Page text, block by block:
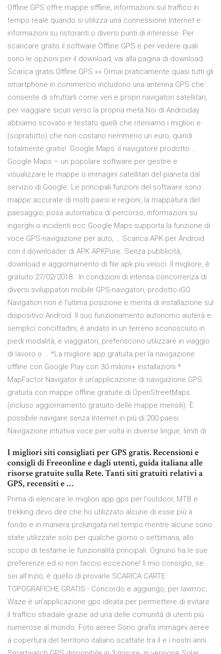
Offline GPS offre mappe offline, informazioni sul traffico in
tempo reale quando si utilizza una connessione Internet e
informazioni su ristoranti o diversi punti di interesse. Per
scaricare gratis il software Offline GPS e per vedere quali
sono le opzioni per il download, vai alla pagina di download:
Scarica gratis Offline GPS »» Ormai praticamente quasi tutti gli
smartphone in commercio includono una antenna GPS che
consente di sfruttarli come veri e propri navigatori satellitari,
per viaggiare sicuri verso la propria meta.Noi di Androiday
abbiamo scovato e testato quelli che riteniamo i migliori e
(sopratutto) che non costano nemmeno un euro, quindi
totalmente gratis!. Google Maps: il navigatore prodotto …
Google Maps – un popolare software per gestire e
visualizzare le mappe o immagini satellitari del pianeta dal
servizio di Google. Le principali funzioni del software sono:
mappe accurate di molti paesi e regioni, la mappatura del
paesaggio, posa automatica di percorso, informazioni su
ingorghi o incidenti ecc Google Maps supporta la funzione di
voce GPS-navigazione per auto, … Scarica APK per Android
con il downloader di APK APKPure. Senza pubblicità,
download e aggiornamento di file apk più veloci. Il migliore, è
gratuito 27/02/2018 · In condizioni di intensa concorrenza di
diversi sviluppatori mobile GPS-navigatori, prodotto iGO
Navigation non è l'ultima posizione e merita di installazione sul
dispositivo Android. Il suo funzionamento autonomo aiuterà e
semplici concittadini, è andato in un terreno sconosciuto in
piedi modalità, e viaggiatori, preferiscono utilizzare in viaggio
di lavoro o … *La migliore app gratuita per la navigazione
offline con Google Play con 30 milioni+ installazioni.*
MapFactor Navigator è un'applicazione di navigazione GPS
gratuita con mappe offline gratuite di OpenStreetMaps
(incluso aggiornamento gratuito delle mappe mensili). È
possibile navigare senza Internet in più di 200 paesi.
Navigazione intuitiva voce per volta in diverse lingue, limiti di
I migliori siti consigliati per GPS gratis. Recensioni e
consigli di Freeonline e dagli utenti, guida italiana alle
risorse gratuite sulla Rete. Tanti siti gratuiti relativi a
GPS, recensiti e …
Prima di elencare le migliori app gps per l'outdoor, MTB e
trekking devo dire che ho utilizzato alcune di esse più a
fondo e in maniera prolungata nel tempo mentre alcune sono
state utilizzate solo per qualche giorno o settimana, allo
scopo di testarne le funzionalità principali. Ognuno ha le sue
preferenze ed io non faccio eccezione! Il mio consiglio, se
sei all'inzio, è quello di provarle SCARICA CARTE
TOPOGRAFICHE GRATIS - Concordo e aggiungo, per lawrroc,
Waze è un’applicazione gps ideata per permettere di evitare
il traffico stradale grazie ad una delle comunità di utenti più
numerose al mondo. Foto aeree Sono grafis immagini aeree
a copertura del territorio italiano scattate tra il e i nostri anni.